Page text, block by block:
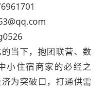
当下，抱团联营、数
小住宿商家的必经之
为突破口，打通供需